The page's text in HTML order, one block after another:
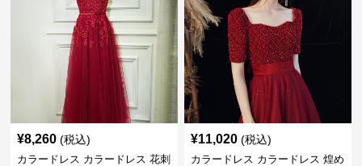
¥8,260 (税込)
カラードレス カラードレス 花刺
¥11,020 (税込)
カラードレス カラードレス 煌め